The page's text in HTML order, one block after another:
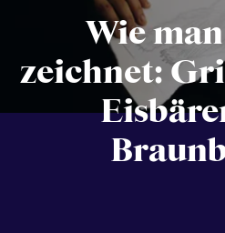
Wie
zeichnet: